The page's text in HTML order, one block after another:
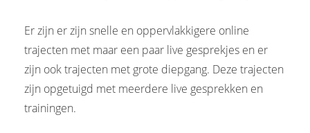
Er zijn er zijn snelle en oppervlakkigere online
trajecten met maar een paar live gesprekjes en er
zijn ook trajecten met grote diepgang. Deze trajecten
zijn opgetuigd met meerdere live gesprekken en
trainingen.